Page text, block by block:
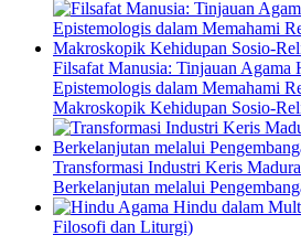
Filsafat Manusia: Tinjauan Agama
Epistemologis dalam Memahami
Makroskopik Kehidupan Sosio-
Transformasi Industri Keris
Berkelanjutan melalui
Agama Hindu dalam
Filosofi dan Liturgi)